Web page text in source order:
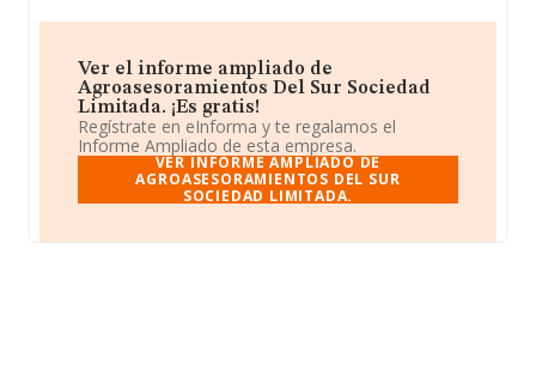
Ver el informe ampliado de
Agroasesoramientos Del Sur Sociedad
Limitada. ¡Es gratis!
Regístrate en eInforma y te regalamos el
Informe Ampliado de esta empresa.
VER INFORME AMPLIADO DE
AGROASESORAMIENTOS DEL SUR
SOCIEDAD LIMITADA.